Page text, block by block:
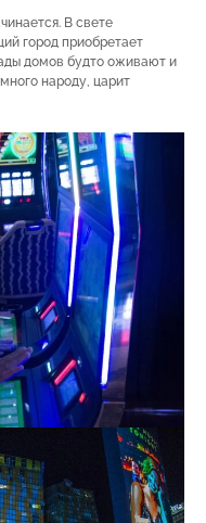
В свете
город приобретает
домов будто оживают и
народу, царит